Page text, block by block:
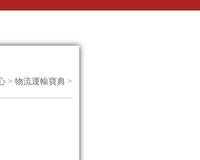
> 物流運輸寶典 >